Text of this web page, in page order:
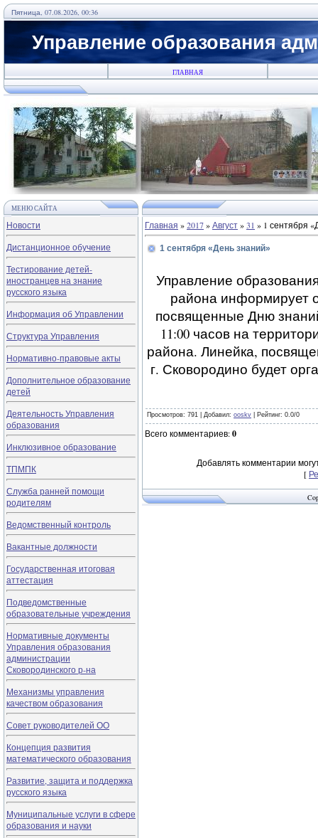
Пятница, 07.08.2026, 00:36
Управление образования
ГЛАВНАЯ
МЕНЮ САЙТА
Новости
Дистанционное обучение
Тестирование детей-
иностранцев на знание
русского языка
Информация об Управлении
Структура Управления
Нормативно-правовые акты
Дополнительное образование
детей
Деятельность Управления
образования
Инклюзивное образование
ТПМПК
Служба ранней помощи
родителям
Ведомственный контроль
Вакантные должности
Государственная итоговая
аттестация
Подведомственные
образовательные учреждения
Нормативные документы
Управления образования
администрации
Сковородинского р-на
Механизмы управления
качеством образования
Совет руководителей ОО
Концепция развития
математического образования
Развитие, защита и поддержка
русского языка
Муниципальные услуги в сфере
образования и науки
Главная »2017»Август»31 » 1 сентября
1 сентября «День знаний»
Управление
района информирует
посвященные Дню
11:00 часов на
района. Линейка,
г. Сковородино будет
Просмотров: 791 | Добавил: ooskv Рейтинг: 0.0/0
Всего комментариев:0
Добавлять комментарии
[